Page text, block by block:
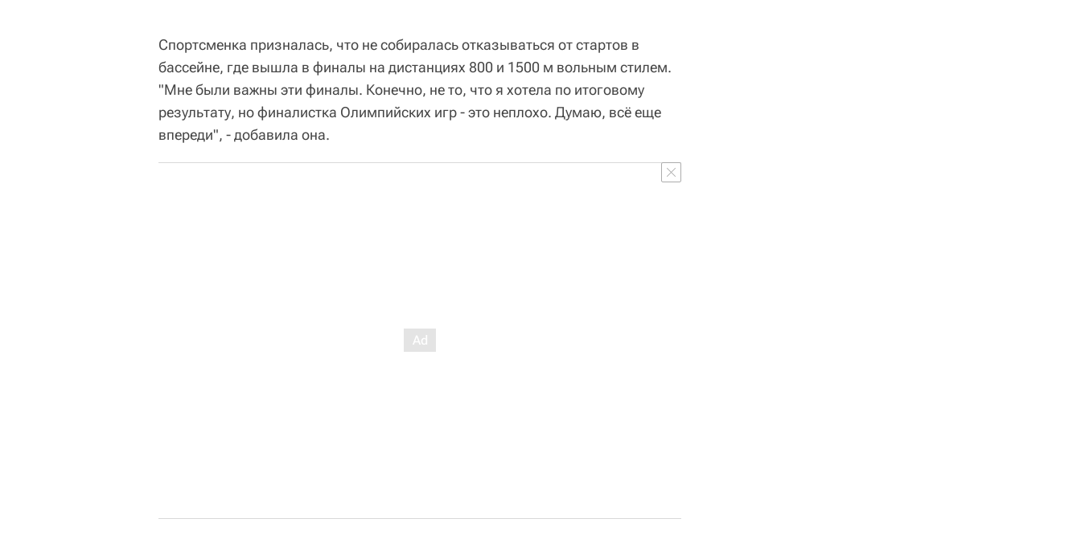
Спортсменка призналась, что не собиралась отказываться от стартов в
бассейне, где вышла в финалы на дистанциях 800 и 1500 м вольным стилем.
"Мне были важны эти финалы. Конечно, не то, что я хотела по итоговому
результату, но финалистка Олимпийских игр - это неплохо. Думаю, всё еще
впереди", - добавила она.